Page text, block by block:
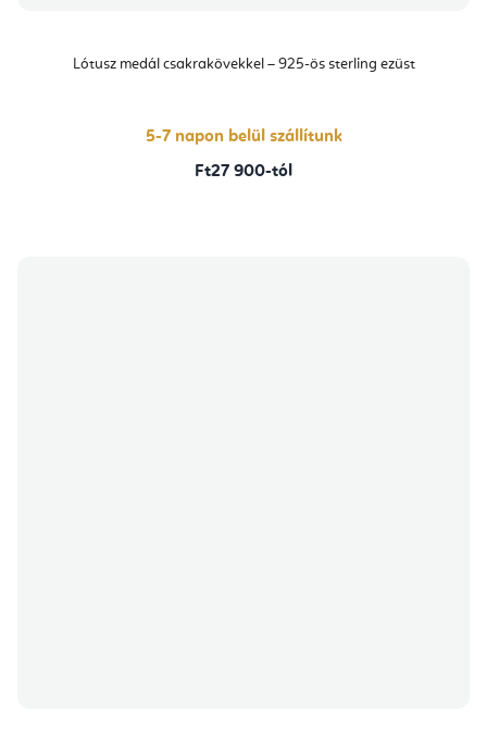
Lótusz medál csakrakövekkel – 925-ös sterling ezüst
5-7 napon belül szállítunk
Ft27 900-tól